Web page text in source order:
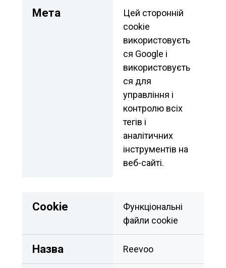
Мета
Цей сторонній
cookie
використовуєть
ся Google і
використовуєть
ся для
управління і
контролю всіх
тегів і
аналітичних
інструментів на
веб-сайті.
Сookie
Функціональні
Назва Reevoo